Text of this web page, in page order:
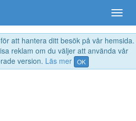
att hantera ditt besök på vår hemsida.
reklam om du väljer att använda vår
version. Läs mer OK